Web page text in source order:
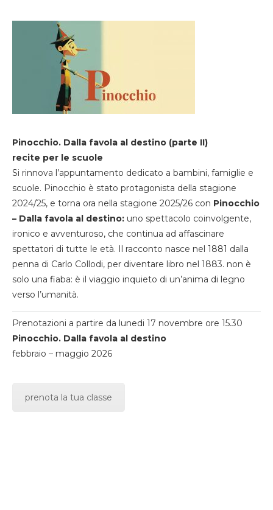
Pinocchio. Dalla favola al destino (parte II)
recite per le scuole
Si rinnova l’appuntamento dedicato a bambini, famiglie e
scuole. Pinocchio è stato protagonista della stagione
2024/25, e torna ora nella stagione 2025/26 con Pinocchio
– Dalla favola al destino: uno spettacolo coinvolgente,
ironico e avventuroso, che continua ad affascinare
spettatori di tutte le età. Il racconto nasce nel 1881 dalla
penna di Carlo Collodi, per diventare libro nel 1883. non è
solo una fiaba: è il viaggio inquieto di un’anima di legno
verso l’umanità.
Prenotazioni a partire da lunedi 17 novembre ore 15.30
Pinocchio. Dalla favola al destino
febbraio – maggio 2026
prenota la tua classe